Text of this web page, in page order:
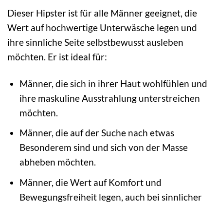
Dieser Hipster ist für alle Männer geeignet, die
Wert auf hochwertige Unterwäsche legen und
ihre sinnliche Seite selbstbewusst ausleben
möchten. Er ist ideal für:
Männer, die sich in ihrer Haut wohlfühlen und
ihre maskuline Ausstrahlung unterstreichen
möchten.
Männer, die auf der Suche nach etwas
Besonderem sind und sich von der Masse
abheben möchten.
Männer, die Wert auf Komfort und
Bewegungsfreiheit legen, auch bei sinnlicher